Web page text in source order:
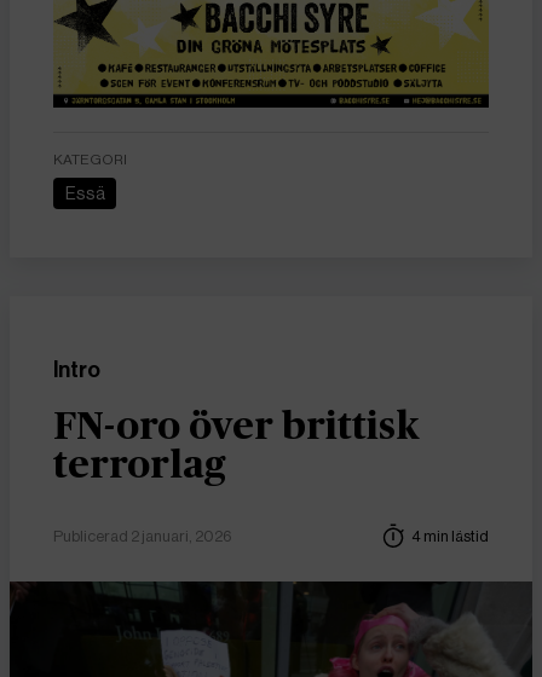
KATEGORI
Essä
Intro
FN-oro över brittisk
terrorlag
Publicerad 2 januari, 2026 4 min lästid